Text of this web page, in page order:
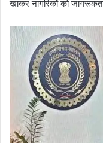
खाकर नागरिकों को